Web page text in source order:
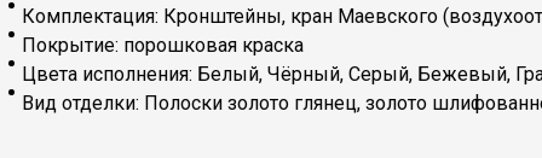
Комплектация: Кронштейны, кран Маевского
Покрытие: порошковая краска
Цвета исполнения: Белый, Чёрный, Серый, Бежевый,
Вид отделки: Полоски золото глянец, золото